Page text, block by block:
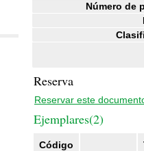
Número de
Reserva
Reservar este
Ejemplares(2)
Código